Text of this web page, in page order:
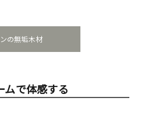
の無垢木材
ムで体感する